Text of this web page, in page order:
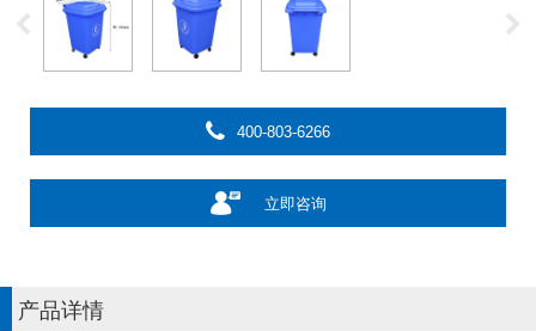
400-803-6266
立即咨询
产品详情